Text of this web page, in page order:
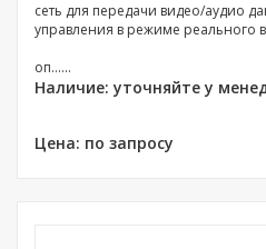
сеть для передачи видео/аудио
управления в режиме реального
оп......
Наличие: уточняйте у
Цена: по запросу